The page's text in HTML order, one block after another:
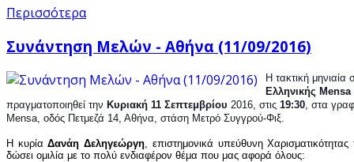
Περισσότερα
Συνάντηση Μελών - Αθήνα (11/09/2016)
Ελληνικής Mensa
πραγματοποιηθεί την Κυριακή 11 Σεπτεμβρίου 2016, στις 19:30 , στα
Mensa, οδός Πετμεζά 14, Αθήνα, στάση Μετρό Συγγρού-Φιξ.
Η κυρίαΔανάη Δεληγεώργη , επιστημονικά υπεύθυνη
δώσει ομιλία με το πολύ ενδιαφέρον θέμα που μας αφορά όλους: